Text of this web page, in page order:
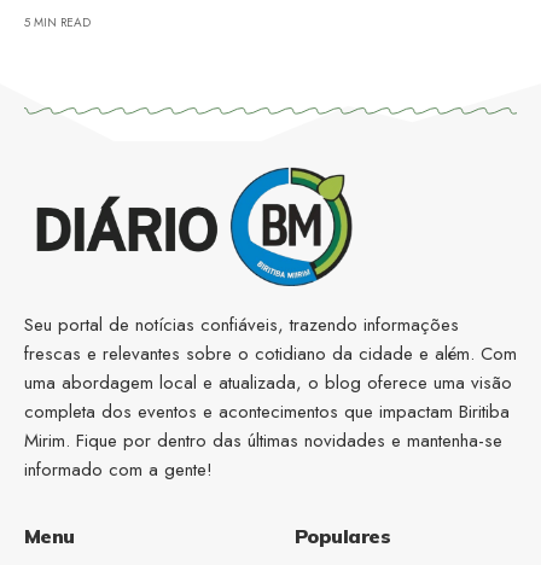
5 MIN READ
Seu portal de notícias confiáveis, trazendo informações
frescas e relevantes sobre o cotidiano da cidade e além. Com
uma abordagem local e atualizada, o blog oferece uma visão
completa dos eventos e acontecimentos que impactam Biritiba
Mirim. Fique por dentro das últimas novidades e mantenha-se
informado com a gente!
Menu Populares